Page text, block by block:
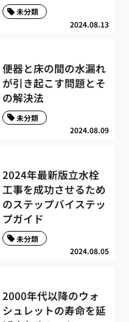
2024.08.13
未分類
便器と床の間の水漏れ
が引き起こす問題とそ
の解決法
2024.08.09
未分類
2024年最新版立水栓
工事を成功させるため
のステップバイステッ
プガイド
2024.08.05
未分類
2000年代以降のウォ
シュレットの寿命を延